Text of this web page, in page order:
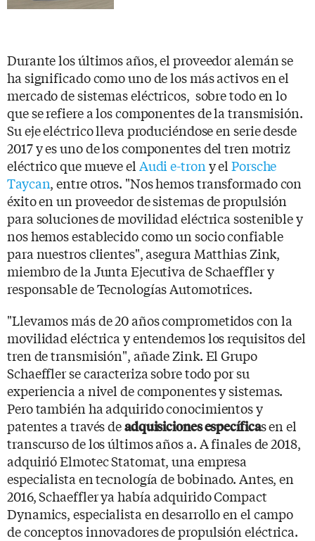
Durante los últimos años, el proveedor alemán se
ha significado como uno de los más activos en el
mercado de sistemas eléctricos, sobre todo en lo
que se refiere a los componentes de la transmisión.
Su eje eléctrico lleva produciéndose en serie desde
2017 y es uno de los componentes del tren motriz
eléctrico que mueve el Audi e-trony elPorsche
Taycan, entre otros. "Nos hemos transformado con
éxito en un proveedor de sistemas de propulsión
para soluciones de movilidad eléctrica sostenible y
nos hemos establecido como un socio confiable
para nuestros clientes", asegura Matthias Zink,
miembro de la Junta Ejecutiva de Schaeffler y
responsable de Tecnologías Automotrices.
"Llevamos más de 20 años comprometidos con la
movilidad eléctrica y entendemos los requisitos del
tren de transmisión", añade Zink. El Grupo
Schaeffler se caracteriza sobre todo por su
experiencia a nivel de componentes y sistemas.
Pero también ha adquirido conocimientos y
patentes a través deadquisiciones específicas en el
transcurso de los últimos años a. A finales de 2018,
adquirió Elmotec Statomat, una empresa
especialista en tecnología de bobinado. Antes, en
2016, Schaeffler ya había adquirido Compact
Dynamics, especialista en desarrollo en el campo
de conceptos innovadores de propulsión eléctrica.